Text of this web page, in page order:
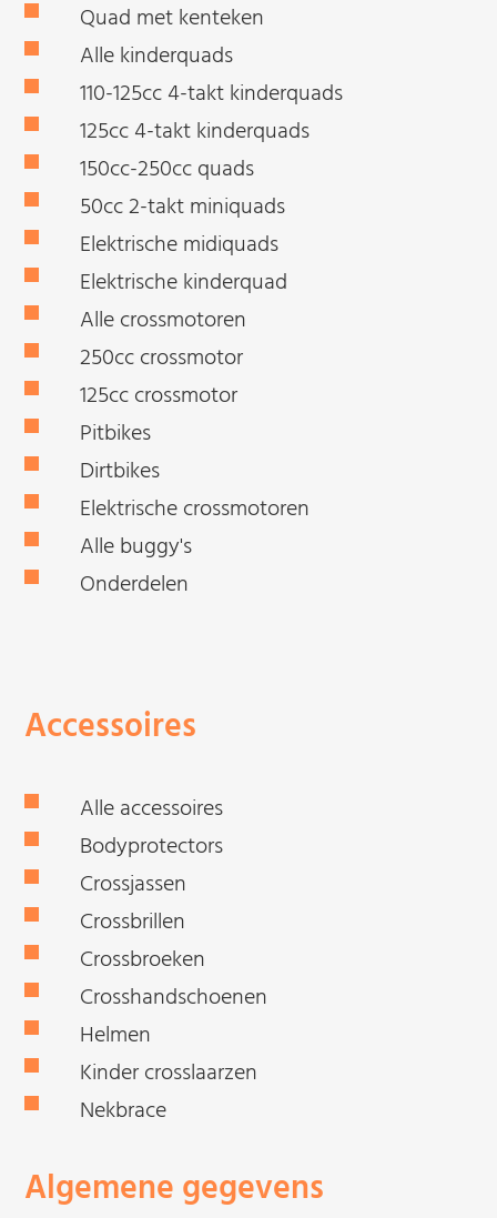
Quad met kenteken
Alle kinderquads
110-125cc 4-takt kinderquads
125cc 4-takt kinderquads
150cc-250cc quads
50cc 2-takt miniquads
Elektrische midiquads
Elektrische kinderquad
Alle crossmotoren
250cc crossmotor
125cc crossmotor
Pitbikes
Dirtbikes
Elektrische crossmotoren
Alle buggy's
Onderdelen
Accessoires
Alle accessoires
Bodyprotectors
Crossjassen
Crossbrillen
Crossbroeken
Crosshandschoenen
Helmen
Kinder crosslaarzen
Nekbrace
Algemene gegevens